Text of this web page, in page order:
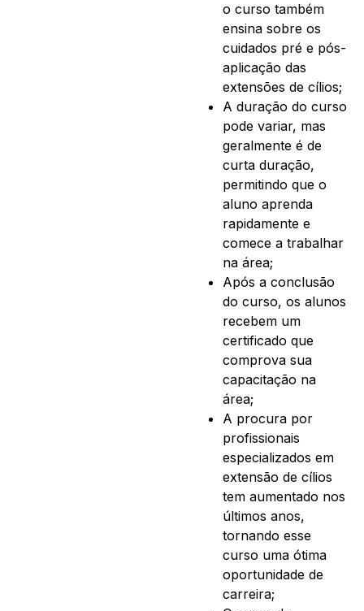
o curso também
ensina sobre os
cuidados pré e pós-
aplicação das
extensões de cílios;
A duração do curso
pode variar, mas
geralmente é de
curta duração,
permitindo que o
aluno aprenda
rapidamente e
comece a trabalhar
na área;
Após a conclusão
do curso, os alunos
recebem um
certificado que
comprova sua
capacitação na
área;
A procura por
profissionais
especializados em
extensão de cílios
tem aumentado nos
últimos anos,
tornando esse
curso uma ótima
oportunidade de
carreira;